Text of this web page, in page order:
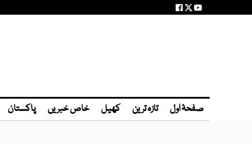
صفحۂ اول تازہ ترین کھیل خاص خبریں پاکستان